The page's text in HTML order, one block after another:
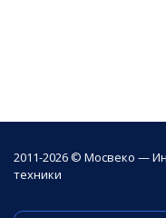
2011-2026 © Мосвеко —
техники